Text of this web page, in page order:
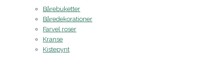
Bårebuketter
Båredekorationer
Farvel roser
Kranse
Kistepynt